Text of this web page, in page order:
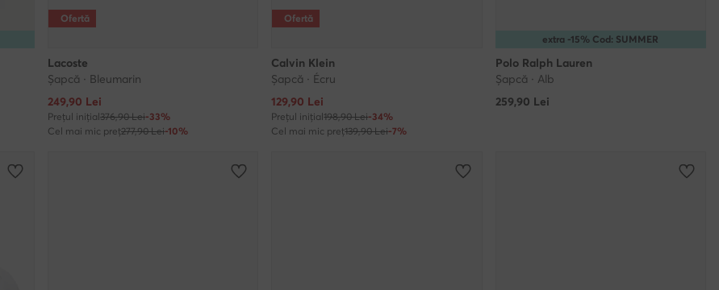
Ofertă
Lacoste
Șapcă · Bleumarin
Prețul actual
249,90 Lei
Prețul inițial376,90 Lei-33%
Cel mai mic preț277,90 Lei-10%
Ofertă
Calvin Klein
Șapcă · Écru
Prețul actual
129,90 Lei
Prețul inițial198,90 Lei-34%
Cel mai mic preț139,90 Lei-7%
extra -15% Cod: SUMMER
Polo Ralph Lauren
Șapcă · Alb
259,90 Lei